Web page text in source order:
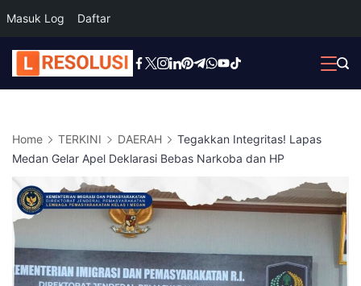
Masuk Log Daftar
Skip
to
Home TERKINI DAERAH
Tegakkan Integritas! Lapas
Medan Gelar Apel Deklarasi Bebas Narkoba dan HP